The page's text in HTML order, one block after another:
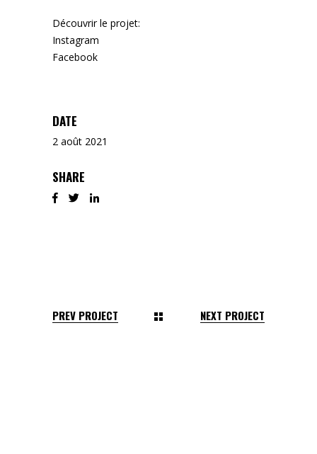
Découvrir le projet:
Instagram
Facebook
DATE
2 août 2021
SHARE
PREV PROJECT NEXT PROJECT